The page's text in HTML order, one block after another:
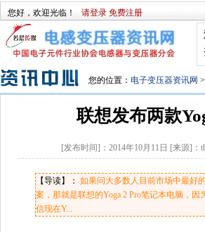
您好，欢迎光临！ 请登录 免费注册
您的位置： 电子变压器资讯网 >
联想发布两款
[发布时间]： 2014年10月11日 [来源]：
【导读】： 如果问大多数人目前市场中最好
案，那就是联想的Yoga 2 Pro笔记本电脑，
信现在Y...